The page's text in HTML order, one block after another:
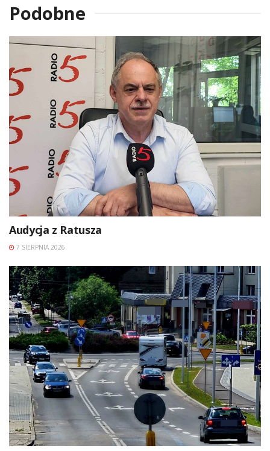
Podobne
Audycja z Ratusza
7 SIERPNIA 2026